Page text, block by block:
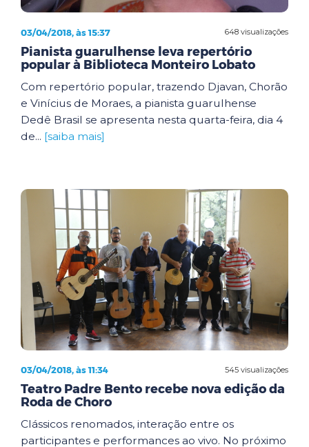
648 visualizações
03/04/2018, às 15:37
Pianista guarulhense leva repertório
popular à Biblioteca Monteiro Lobato
Com repertório popular, trazendo Djavan, Chorão
e Vinícius de Moraes, a pianista guarulhense
Dedê Brasil se apresenta nesta quarta-feira, dia 4
de... [saiba mais]
545 visualizações
03/04/2018, às 11:34
Teatro Padre Bento recebe nova edição da
Roda de Choro
Clássicos renomados, interação entre os
participantes e performances ao vivo. No próximo